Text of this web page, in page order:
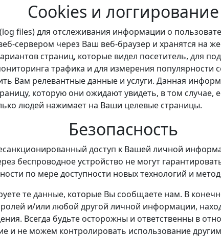
Cookies и логгирование
(log files) для отслеживания информации о
сервером через Ваш веб-браузер и хранятся на
страниц, которые видел посетитель, для
трафика и для измерения популярности
Вам релевантные данные и услуги. Данная
которую они ожидают увидеть, в том случае,
людей нажимает на Ваши целевые страницы.
Безопасность
доступ к Вашей личной
беспроводное устройство не могут
по мере доступности новых технологий и
те данные, которые Вы сообщаете нам. В
и/или любой другой личной информации,
Всегда будьте осторожны и ответственны в
и не можем контролировать использование